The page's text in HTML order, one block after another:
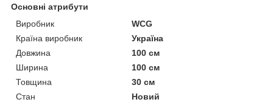
Основні атрибути
Виробник
WCG
Країна виробник
Україна
Довжина
100 см
Ширина
100 см
Товщина
30 см
Стан
Новий